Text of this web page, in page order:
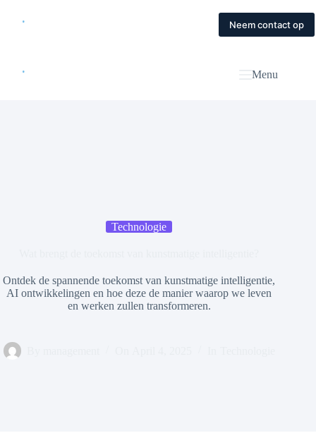
Contact
Neem contact op
Menu
Technologie
Ontdek de spannende toekomst van kunstmatige intelligentie,
AI ontwikkelingen en hoe deze de manier waarop we leven
en werken zullen transformeren.